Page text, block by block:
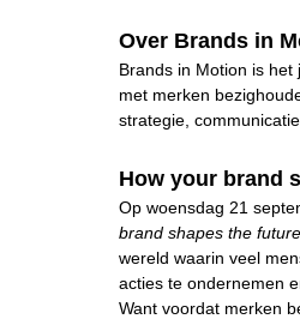
Over Brands in
Brands in Motion is
met merken
strategie,
How your brand
Op woensdag 21
brand shapes the
wereld waarin veel
acties te ondernemen
Want voordat merken